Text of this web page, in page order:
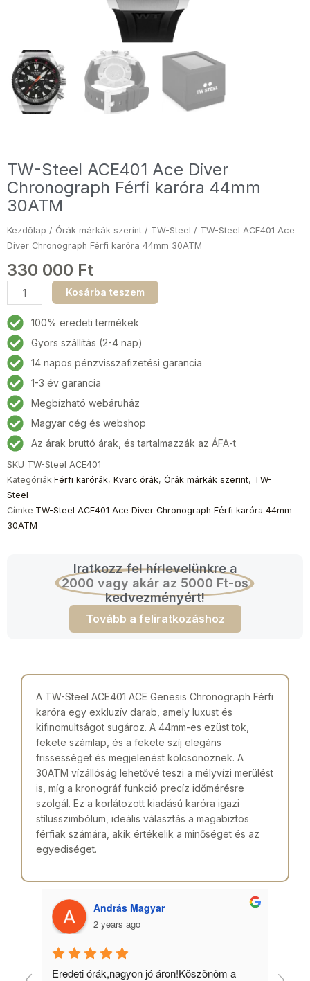
TW-Steel ACE401 Ace Diver
Chronograph Férfi karóra 44mm
30ATM
Kezdőlap / Órák márkák szerint / TW-Steel / TW-Steel ACE401 Ace
Diver Chronograph Férfi karóra 44mm 30ATM
330 000 Ft
TW-
Steel
ACE401
Ace
Diver
Chronograph
Férfi
karóra
44mm
30ATM
mennyiség
Kosárba teszem
100% eredeti termékek
Gyors szállítás (2-4 nap)
14 napos pénzvisszafizetési garancia
1-3 év garancia
Megbízható webáruház
Magyar cég és webshop
Az árak bruttó árak, és tartalmazzák az ÁFA-t
SKU TW-Steel ACE401
Kategóriák Férfi karórák, Kvarc órák, Órák márkák szerint, TW-
Steel
Címke TW-Steel ACE401 Ace Diver Chronograph Férfi karóra 44mm
30ATM
Iratkozz fel hírlevelünkre a
2000 vagy akár az 5000 Ft-os
kedvezményért!
Tovább a feliratkozáshoz
A TW-Steel ACE401 ACE Genesis Chronograph Férfi
karóra egy exkluzív darab, amely luxust és
kifinomultságot sugároz. A 44mm-es ezüst tok,
fekete számlap, és a fekete szíj elegáns
frissességet és megjelenést kölcsönöznek. A
30ATM vízállóság lehetővé teszi a mélyvízi merülést
is, míg a kronográf funkció precíz időmérésre
szolgál. Ez a korlátozott kiadású karóra igazi
stílusszimbólum, ideális választás a magabiztos
férfiak számára, akik értékelik a minőséget és az
egyediséget.
András Magyar
2 years ago
Eredeti órák,nagyon jó áron!Köszönöm a